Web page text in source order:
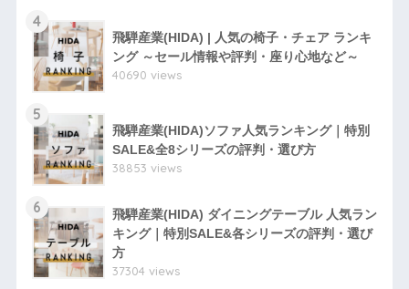
4
飛騨産業(HIDA) | 人気の椅子・チェア ランキ
ング ～セール情報や評判・座り心地など～
40690 views
5
飛騨産業(HIDA)ソファ人気ランキング｜特別
SALE&全8シリーズの評判・選び方
38853 views
6
飛騨産業(HIDA) ダイニングテーブル 人気ラン
キング｜特別SALE&各シリーズの評判・選び
方
37304 views